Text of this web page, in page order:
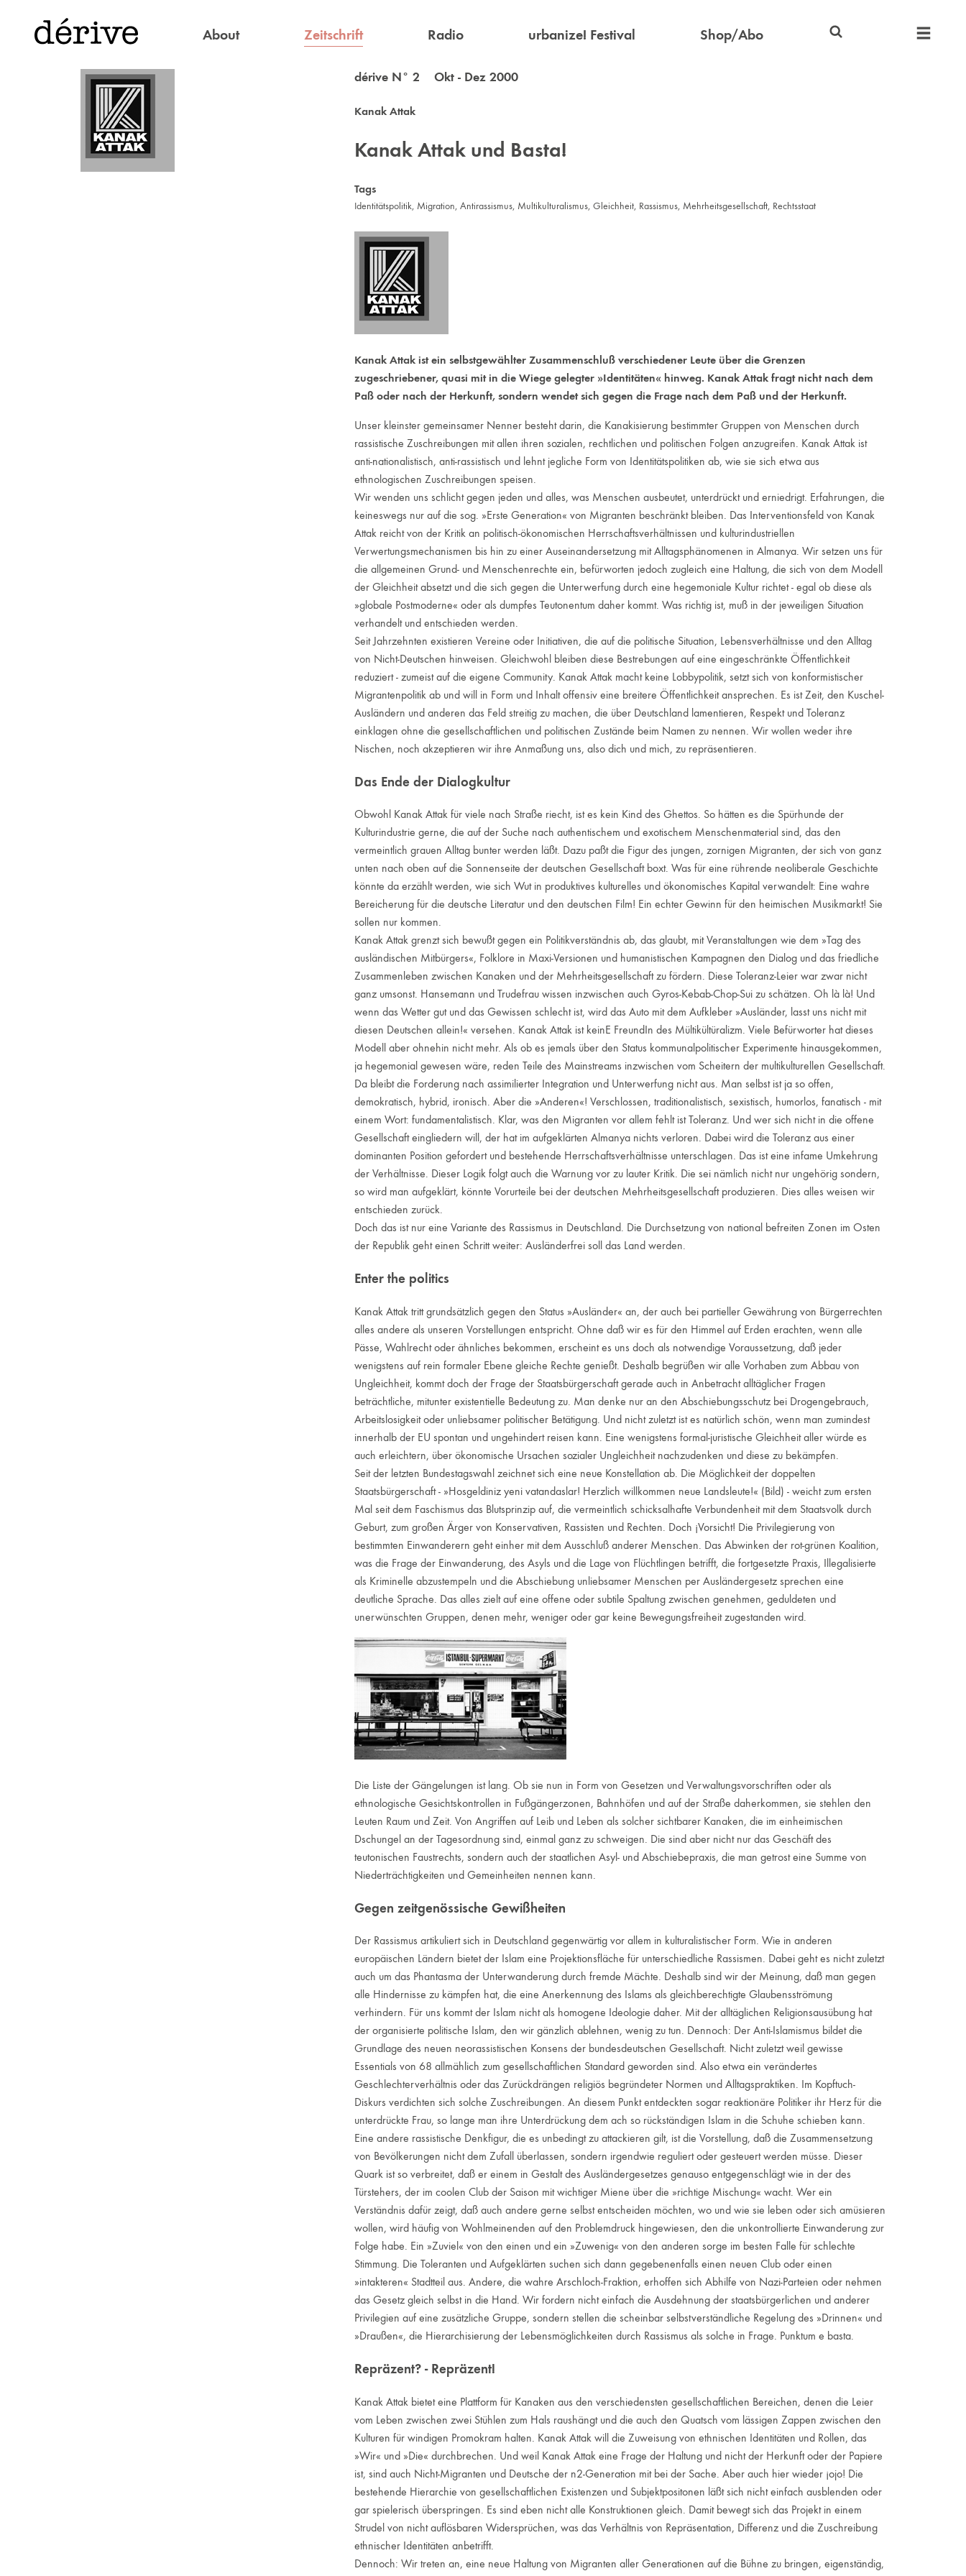
About Zeitschrift Radio urbanize! Festival Shop/Abo
dérive N° 2 Okt - Dez 2000
Kanak Attak
Kanak Attak und Basta!
Tags
Identitätspolitik, Migration, Antirassismus, Multikulturalismus, Gleichheit, Rassismus, Mehrheitsgesellschaft, Rechtsstaat
Kanak Attak ist ein selbstgewählter Zusammenschluß verschiedener Leute über die Grenzen
zugeschriebener, quasi mit in die Wiege gelegter »Identitäten« hinweg. Kanak Attak fragt nicht nach dem
Paß oder nach der Herkunft, sondern wendet sich gegen die Frage nach dem Paß und der Herkunft.
Unser kleinster gemeinsamer Nenner besteht darin, die Kanakisierung bestimmter Gruppen von Menschen durch
rassistische Zuschreibungen mit allen ihren sozialen, rechtlichen und politischen Folgen anzugreifen. Kanak Attak ist
anti-nationalistisch, anti-rassistisch und lehnt jegliche Form von Identitätspolitiken ab, wie sie sich etwa aus
ethnologischen Zuschreibungen speisen.
Wir wenden uns schlicht gegen jeden und alles, was Menschen ausbeutet, unterdrückt und erniedrigt. Erfahrungen, die
keineswegs nur auf die sog. »Erste Generation« von Migranten beschränkt bleiben. Das Interventionsfeld von Kanak
Attak reicht von der Kritik an politisch-ökonomischen Herrschaftsverhältnissen und kulturindustriellen
Verwertungsmechanismen bis hin zu einer Auseinandersetzung mit Alltagsphänomenen in Almanya. Wir setzen uns für
die allgemeinen Grund- und Menschenrechte ein, befürworten jedoch zugleich eine Haltung, die sich von dem Modell
der Gleichheit absetzt und die sich gegen die Unterwerfung durch eine hegemoniale Kultur richtet - egal ob diese als
»globale Postmoderne« oder als dumpfes Teutonentum daher kommt. Was richtig ist, muß in der jeweiligen Situation
verhandelt und entschieden werden.
Seit Jahrzehnten existieren Vereine oder Initiativen, die auf die politische Situation, Lebensverhältnisse und den Alltag
von Nicht-Deutschen hinweisen. Gleichwohl bleiben diese Bestrebungen auf eine eingeschränkte Öffentlichkeit
reduziert - zumeist auf die eigene Community. Kanak Attak macht keine Lobbypolitik, setzt sich von konformistischer
Migrantenpolitik ab und will in Form und Inhalt offensiv eine breitere Öffentlichkeit ansprechen. Es ist Zeit, den Kuschel-
Ausländern und anderen das Feld streitig zu machen, die über Deutschland lamentieren, Respekt und Toleranz
einklagen ohne die gesellschaftlichen und politischen Zustände beim Namen zu nennen. Wir wollen weder ihre
Nischen, noch akzeptieren wir ihre Anmaßung uns, also dich und mich, zu repräsentieren.
Das Ende der Dialogkultur
Obwohl Kanak Attak für viele nach Straße riecht, ist es kein Kind des Ghettos. So hätten es die Spürhunde der
Kulturindustrie gerne, die auf der Suche nach authentischem und exotischem Menschenmaterial sind, das den
vermeintlich grauen Alltag bunter werden läßt. Dazu paßt die Figur des jungen, zornigen Migranten, der sich von ganz
unten nach oben auf die Sonnenseite der deutschen Gesellschaft boxt. Was für eine rührende neoliberale Geschichte
könnte da erzählt werden, wie sich Wut in produktives kulturelles und ökonomisches Kapital verwandelt: Eine wahre
Bereicherung für die deutsche Literatur und den deutschen Film! Ein echter Gewinn für den heimischen Musikmarkt! Sie
sollen nur kommen.
Kanak Attak grenzt sich bewußt gegen ein Politikverständnis ab, das glaubt, mit Veranstaltungen wie dem »Tag des
ausländischen Mitbürgers«, Folklore in Maxi-Versionen und humanistischen Kampagnen den Dialog und das friedliche
Zusammenleben zwischen Kanaken und der Mehrheitsgesellschaft zu fördern. Diese Toleranz-Leier war zwar nicht
ganz umsonst. Hansemann und Trudefrau wissen inzwischen auch Gyros-Kebab-Chop-Sui zu schätzen. Oh là là! Und
wenn das Wetter gut und das Gewissen schlecht ist, wird das Auto mit dem Aufkleber »Ausländer, lasst uns nicht mit
diesen Deutschen allein!« versehen. Kanak Attak ist keinE FreundIn des Mültikültüralizm. Viele Befürworter hat dieses
Modell aber ohnehin nicht mehr. Als ob es jemals über den Status kommunalpolitischer Experimente hinausgekommen,
ja hegemonial gewesen wäre, reden Teile des Mainstreams inzwischen vom Scheitern der multikulturellen Gesellschaft.
Da bleibt die Forderung nach assimilierter Integration und Unterwerfung nicht aus. Man selbst ist ja so offen,
demokratisch, hybrid, ironisch. Aber die »Anderen«! Verschlossen, traditionalistisch, sexistisch, humorlos, fanatisch - mit
einem Wort: fundamentalistisch. Klar, was den Migranten vor allem fehlt ist Toleranz. Und wer sich nicht in die offene
Gesellschaft eingliedern will, der hat im aufgeklärten Almanya nichts verloren. Dabei wird die Toleranz aus einer
dominanten Position gefordert und bestehende Herrschaftsverhältnisse unterschlagen. Das ist eine infame Umkehrung
der Verhältnisse. Dieser Logik folgt auch die Warnung vor zu lauter Kritik. Die sei nämlich nicht nur ungehörig sondern,
so wird man aufgeklärt, könnte Vorurteile bei der deutschen Mehrheitsgesellschaft produzieren. Dies alles weisen wir
entschieden zurück.
Doch das ist nur eine Variante des Rassismus in Deutschland. Die Durchsetzung von national befreiten Zonen im Osten
der Republik geht einen Schritt weiter: Ausländerfrei soll das Land werden.
Enter the politics
Kanak Attak tritt grundsätzlich gegen den Status »Ausländer« an, der auch bei partieller Gewährung von Bürgerrechten
alles andere als unseren Vorstellungen entspricht. Ohne daß wir es für den Himmel auf Erden erachten, wenn alle
Pässe, Wahlrecht oder ähnliches bekommen, erscheint es uns doch als notwendige Voraussetzung, daß jeder
wenigstens auf rein formaler Ebene gleiche Rechte genießt. Deshalb begrüßen wir alle Vorhaben zum Abbau von
Ungleichheit, kommt doch der Frage der Staatsbürgerschaft gerade auch in Anbetracht alltäglicher Fragen
beträchtliche, mitunter existentielle Bedeutung zu. Man denke nur an den Abschiebungsschutz bei Drogengebrauch,
Arbeitslosigkeit oder unliebsamer politischer Betätigung. Und nicht zuletzt ist es natürlich schön, wenn man zumindest
innerhalb der EU spontan und ungehindert reisen kann. Eine wenigstens formal-juristische Gleichheit aller würde es
auch erleichtern, über ökonomische Ursachen sozialer Ungleichheit nachzudenken und diese zu bekämpfen.
Seit der letzten Bundestagswahl zeichnet sich eine neue Konstellation ab. Die Möglichkeit der doppelten
Staatsbürgerschaft - »Hosgeldiniz yeni vatandaslar! Herzlich willkommen neue Landsleute!« (Bild) - weicht zum ersten
Mal seit dem Faschismus das Blutsprinzip auf, die vermeintlich schicksalhafte Verbundenheit mit dem Staatsvolk durch
Geburt, zum großen Ärger von Konservativen, Rassisten und Rechten. Doch ¡Vorsicht! Die Privilegierung von
bestimmten Einwanderern geht einher mit dem Ausschluß anderer Menschen. Das Abwinken der rot-grünen Koalition,
was die Frage der Einwanderung, des Asyls und die Lage von Flüchtlingen betrifft, die fortgesetzte Praxis, Illegalisierte
als Kriminelle abzustempeln und die Abschiebung unliebsamer Menschen per Ausländergesetz sprechen eine
deutliche Sprache. Das alles zielt auf eine offene oder subtile Spaltung zwischen genehmen, geduldeten und
unerwünschten Gruppen, denen mehr, weniger oder gar keine Bewegungsfreiheit zugestanden wird.
Die Liste der Gängelungen ist lang. Ob sie nun in Form von Gesetzen und Verwaltungsvorschriften oder als
ethnologische Gesichtskontrollen in Fußgängerzonen, Bahnhöfen und auf der Straße daherkommen, sie stehlen den
Leuten Raum und Zeit. Von Angriffen auf Leib und Leben als solcher sichtbarer Kanaken, die im einheimischen
Dschungel an der Tagesordnung sind, einmal ganz zu schweigen. Die sind aber nicht nur das Geschäft des
teutonischen Faustrechts, sondern auch der staatlichen Asyl- und Abschiebepraxis, die man getrost eine Summe von
Niederträchtigkeiten und Gemeinheiten nennen kann.
Gegen zeitgenössische Gewißheiten
Der Rassismus artikuliert sich in Deutschland gegenwärtig vor allem in kulturalistischer Form. Wie in anderen
europäischen Ländern bietet der Islam eine Projektionsfläche für unterschiedliche Rassismen. Dabei geht es nicht zuletzt
auch um das Phantasma der Unterwanderung durch fremde Mächte. Deshalb sind wir der Meinung, daß man gegen
alle Hindernisse zu kämpfen hat, die eine Anerkennung des Islams als gleichberechtigte Glaubensströmung
verhindern. Für uns kommt der Islam nicht als homogene Ideologie daher. Mit der alltäglichen Religionsausübung hat
der organisierte politische Islam, den wir gänzlich ablehnen, wenig zu tun. Dennoch: Der Anti-Islamismus bildet die
Grundlage des neuen neorassistischen Konsens der bundesdeutschen Gesellschaft. Nicht zuletzt weil gewisse
Essentials von 68 allmählich zum gesellschaftlichen Standard geworden sind. Also etwa ein verändertes
Geschlechterverhältnis oder das Zurückdrängen religiös begründeter Normen und Alltagspraktiken. Im Kopftuch-
Diskurs verdichten sich solche Zuschreibungen. An diesem Punkt entdeckten sogar reaktionäre Politiker ihr Herz für die
unterdrückte Frau, so lange man ihre Unterdrückung dem ach so rückständigen Islam in die Schuhe schieben kann.
Eine andere rassistische Denkfigur, die es unbedingt zu attackieren gilt, ist die Vorstellung, daß die Zusammensetzung
von Bevölkerungen nicht dem Zufall überlassen, sondern irgendwie reguliert oder gesteuert werden müsse. Dieser
Quark ist so verbreitet, daß er einem in Gestalt des Ausländergesetzes genauso entgegenschlägt wie in der des
Türstehers, der im coolen Club der Saison mit wichtiger Miene über die »richtige Mischung« wacht. Wer ein
Verständnis dafür zeigt, daß auch andere gerne selbst entscheiden möchten, wo und wie sie leben oder sich amüsieren
wollen, wird häufig von Wohlmeinenden auf den Problemdruck hingewiesen, den die unkontrollierte Einwanderung zur
Folge habe. Ein »Zuviel« von den einen und ein »Zuwenig« von den anderen sorge im besten Falle für schlechte
Stimmung. Die Toleranten und Aufgeklärten suchen sich dann gegebenenfalls einen neuen Club oder einen
»intakteren« Stadtteil aus. Andere, die wahre Arschloch-Fraktion, erhoffen sich Abhilfe von Nazi-Parteien oder nehmen
das Gesetz gleich selbst in die Hand. Wir fordern nicht einfach die Ausdehnung der staatsbürgerlichen und anderer
Privilegien auf eine zusätzliche Gruppe, sondern stellen die scheinbar selbstverständliche Regelung des »Drinnen« und
»Draußen«, die Hierarchisierung der Lebensmöglichkeiten durch Rassismus als solche in Frage. Punktum e basta.
Repräzent? - Repräzent!
Kanak Attak bietet eine Plattform für Kanaken aus den verschiedensten gesellschaftlichen Bereichen, denen die Leier
vom Leben zwischen zwei Stühlen zum Hals raushängt und die auch den Quatsch vom lässigen Zappen zwischen den
Kulturen für windigen Promokram halten. Kanak Attak will die Zuweisung von ethnischen Identitäten und Rollen, das
»Wir« und »Die« durchbrechen. Und weil Kanak Attak eine Frage der Haltung und nicht der Herkunft oder der Papiere
ist, sind auch Nicht-Migranten und Deutsche der n2-Generation mit bei der Sache. Aber auch hier wieder ¡ojo! Die
bestehende Hierarchie von gesellschaftlichen Existenzen und Subjektpositonen läßt sich nicht einfach ausblenden oder
gar spielerisch überspringen. Es sind eben nicht alle Konstruktionen gleich. Damit bewegt sich das Projekt in einem
Strudel von nicht auflösbaren Widersprüchen, was das Verhältnis von Repräsentation, Differenz und die Zuschreibung
ethnischer Identitäten anbetrifft.
Dennoch: Wir treten an, eine neue Haltung von Migranten aller Generationen auf die Bühne zu bringen, eigenständig,